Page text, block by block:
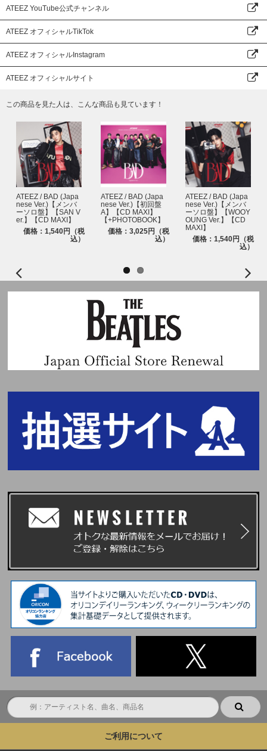
ATEEZ YouTube公式チャンネル
ATEEZ オフィシャルTikTok
ATEEZ オフィシャルInstagram
ATEEZ オフィシャルサイト
この商品を見た人は、こんな商品も見ています！
ATEEZ / BAD (Japa
nese Ver.)【メンバ
ーソロ盤】【SAN V
er.】【CD MAXI】
価格：1,540円（税
込）
ATEEZ / BAD (Japa
nese Ver.)【初回盤
A】【CD MAXI】
【+PHOTOBOOK】
価格：3,025円（税
込）
ATEEZ / BAD (Japa
nese Ver.)【メンバ
ーソロ盤】【WOOY
OUNG Ver.】【CD
MAXI】
価格：1,540円（税
込）
ご利用について